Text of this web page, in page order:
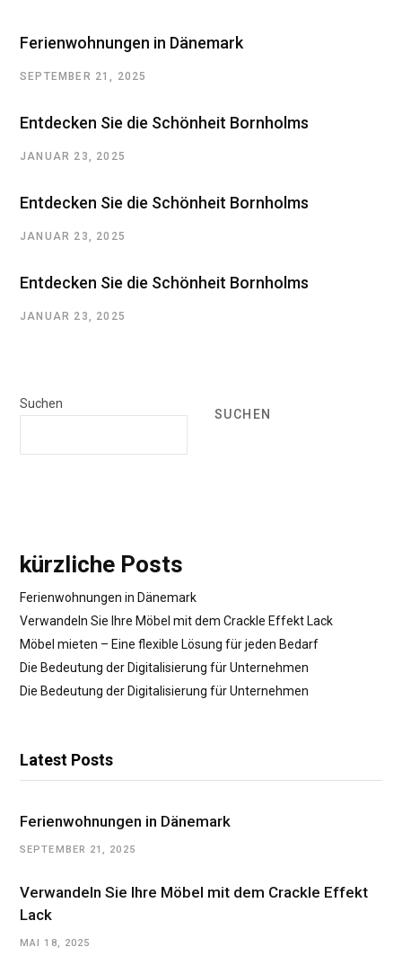
Ferienwohnungen in Dänemark
SEPTEMBER 21, 2025
Entdecken Sie die Schönheit Bornholms
JANUAR 23, 2025
Entdecken Sie die Schönheit Bornholms
JANUAR 23, 2025
Entdecken Sie die Schönheit Bornholms
JANUAR 23, 2025
Suchen
SUCHEN
kürzliche Posts
Ferienwohnungen in Dänemark
Verwandeln Sie Ihre Möbel mit dem Crackle Effekt Lack
Möbel mieten – Eine flexible Lösung für jeden Bedarf
Die Bedeutung der Digitalisierung für Unternehmen
Die Bedeutung der Digitalisierung für Unternehmen
Latest Posts
Ferienwohnungen in Dänemark
SEPTEMBER 21, 2025
Verwandeln Sie Ihre Möbel mit dem Crackle Effekt
Lack
MAI 18, 2025